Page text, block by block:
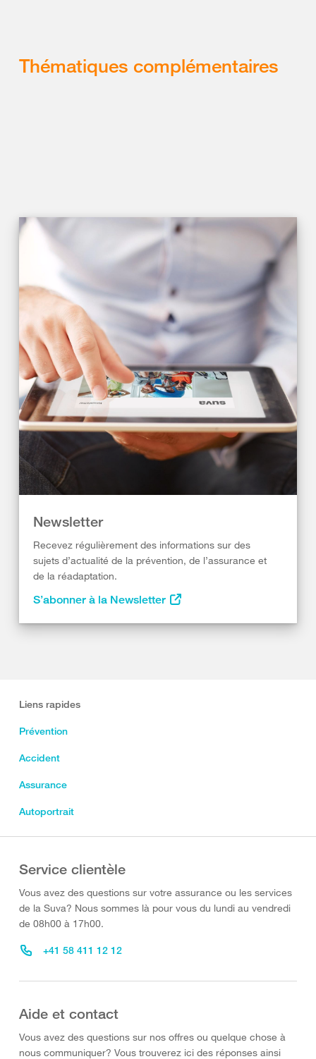
Thématiques complémentaires
Newsletter
Recevez régulièrement des informations sur des
sujets d’actualité de la prévention, de l’assurance et
de la réadaptation.
S’abonner à la Newsletter
Liens rapides
Prévention
Accident
Assurance
Autoportrait
Service clientèle
Vous avez des questions sur votre assurance ou les services
de la Suva? Nous sommes là pour vous du lundi au vendredi
de 08h00 à 17h00.
+41 58 411 12 12
Aide et contact
Vous avez des questions sur nos offres ou quelque chose à
nous communiquer? Vous trouverez ici des réponses ainsi